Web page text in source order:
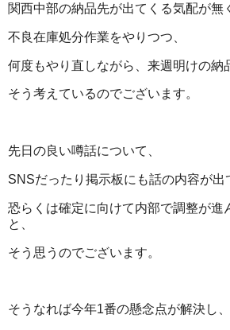
関西中部の納品先が出てくる気配が無
不良在庫処分作業をやりつつ、
何度もやり直しながら、来週明けの納
そう考えているのでございます。
先日の良い噂話について、
SNSだったり掲示板にも話の内容が出
恐らくは確定に向けて内部で調整が進
と、
そう思うのでございます。
そうなれば今年1番の懸念点が解決し、